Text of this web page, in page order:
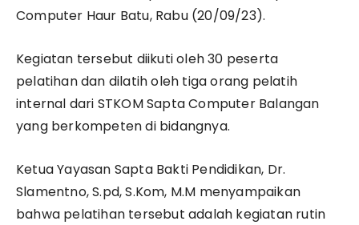
Computer Haur Batu, Rabu (20/09/23).
Kegiatan tersebut diikuti oleh 30 peserta
pelatihan dan dilatih oleh tiga orang pelatih
internal dari STKOM Sapta Computer Balangan
yang berkompeten di bidangnya.
Ketua Yayasan Sapta Bakti Pendidikan, Dr.
Slamentno, S.pd, S.Kom, M.M menyampaikan
bahwa pelatihan tersebut adalah kegiatan rutin